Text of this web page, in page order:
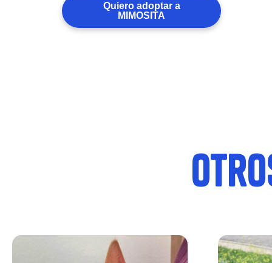
Quiero adoptar a
MIMOSITA